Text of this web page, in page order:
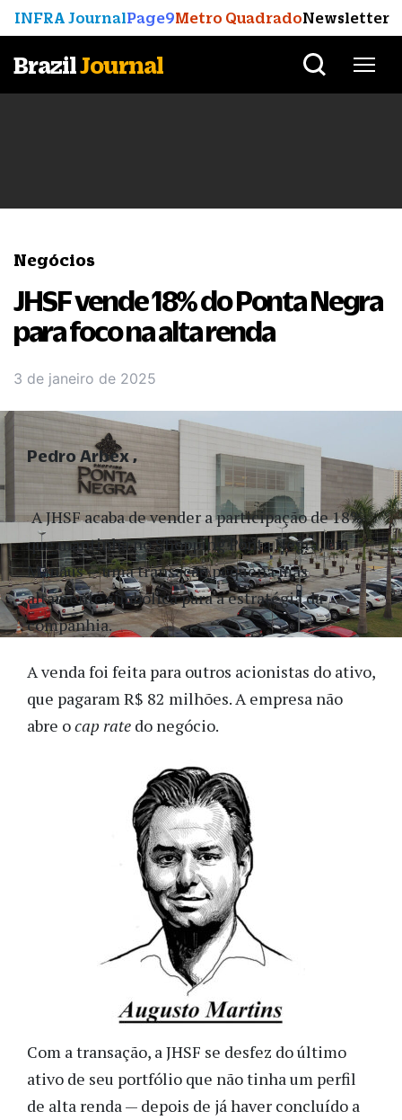
INFRA JournalPage9Metro QuadradoNewsletter
BrazilJournal
Negócios
JHSF vende 18% do Ponta Negra
para foco na alta renda
3 de janeiro de 2025
A JHSF acaba de vender a participação de 18%
que mantinha no Shopping Ponta Negra, em
Manaus — uma transação pequena mas
altamente simbólica para a estratégia da
companhia.
A venda foi feita para outros acionistas do ativo,
que pagaram R$ 82 milhões. A empresa não
abre ocap rate do negócio.
Com a transação, a JHSF se desfez do último
ativo de seu portfólio que não tinha um perfil
de alta renda — depois de já haver concluído a
Pedro Arbex